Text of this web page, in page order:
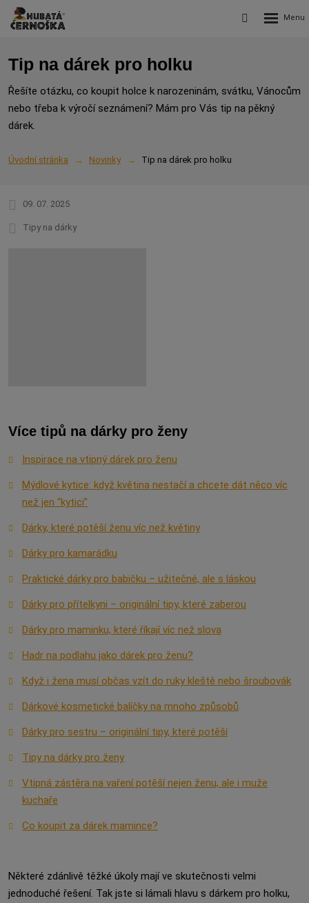
Vyhledávání
Rozbalení
Tip na dárek pro holku
Řešíte otázku, co koupit holce k narozeninám, svátku, Vánocům
nebo třeba k výročí seznámení? Mám pro Vás tip na pěkný
dárek.
Úvodní stránka Novinky Tip na dárek pro holku
09. 07. 2025
Tipy na dárky
Více tipů na dárky pro ženy
Inspirace na vtipný dárek pro ženu
Mýdlové kytice: když květina nestačí a chcete dát něco víc
než jen “kytici”
Dárky, které potěší ženu víc než květiny
Dárky pro kamarádku
Praktické dárky pro babičku – užitečné, ale s láskou
Dárky pro přítelkyni – originální tipy, které zaberou
Dárky pro maminku, které říkají víc než slova
Hadr na podlahu jako dárek pro ženu?
Když i žena musí občas vzít do ruky kleště nebo šroubovák
Dárkové kosmetické balíčky na mnoho způsobů
Dárky pro sestru – originální tipy, které potěší
Tipy na dárky pro ženy
Vtipná zástěra na vaření potěší nejen ženu, ale i muže
kuchaře
Co koupit za dárek mamince?
Některé zdánlivě těžké úkoly mají ve skutečnosti velmi
jednoduché řešení. Tak jste si lámali hlavu s dárkem pro holku,